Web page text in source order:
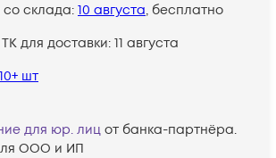
склада: 10 августа, бесплатно
для доставки: 11 августа
шт
для юр. лиц от банка-партнёра.
ООО и ИП